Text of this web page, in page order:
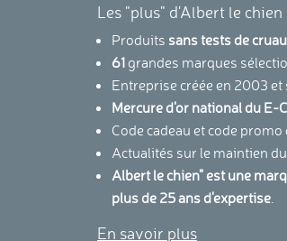
Les "plus" d'Albert le chien
Produits sans tests de
61 grandes marques
Entreprise créée en 2003 et
Mercure d'or national du E-
Code cadeau et code
Actualités sur le maintien
Albert le chien" est une
plus de 25 ans d'expertise
En savoir plus